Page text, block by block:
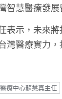
智慧醫療發
表示，未來
灣醫療實力
療中心蘇慧真主任